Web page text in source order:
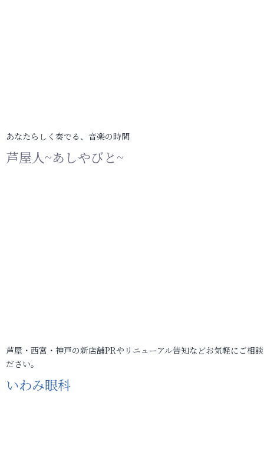
あなたらしく奏でる、音楽の時間
芦屋人~あしやびと~
芦屋・西宮・神戸の新店舗PRやリニューアル告知などお気軽にご相
ださい。
いわみ眼科